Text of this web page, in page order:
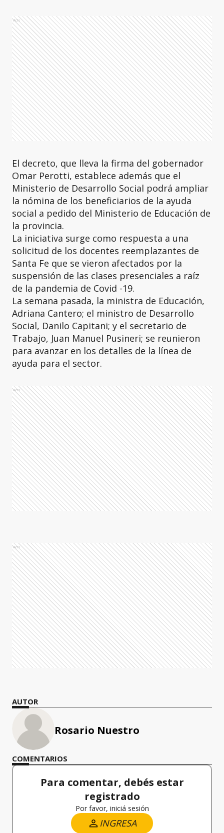
Ads
El decreto, que lleva la firma del gobernador
Omar Perotti, establece además que el
Ministerio de Desarrollo Social podrá ampliar
la nómina de los beneficiarios de la ayuda
social a pedido del Ministerio de Educación de
la provincia.
La iniciativa surge como respuesta a una
solicitud de los docentes reemplazantes de
Santa Fe que se vieron afectados por la
suspensión de las clases presenciales a raíz
de la pandemia de Covid -19.
La semana pasada, la ministra de Educación,
Adriana Cantero; el ministro de Desarrollo
Social, Danilo Capitani; y el secretario de
Trabajo, Juan Manuel Pusineri; se reunieron
para avanzar en los detalles de la línea de
ayuda para el sector.
Ads
Ads
AUTOR
Rosario Nuestro
COMENTARIOS
Para comentar, debés estar
registrado
Por favor, iniciá sesión
INGRESA